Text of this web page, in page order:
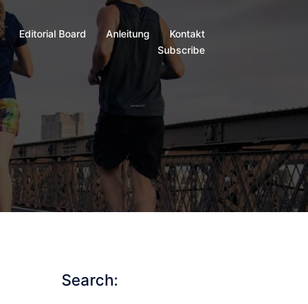
Editorial Board Anleitung
Kontakt
Subscribe
Search: